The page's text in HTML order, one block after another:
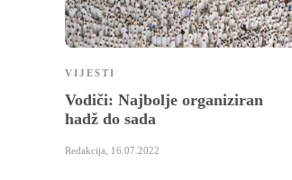
VIJESTI
Vodiči: Najbolje organiziran
hadž do sada
Redakcija 16.07.2022